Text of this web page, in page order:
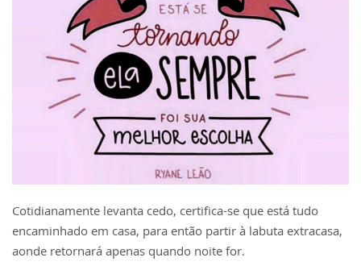
Cotidianamente levanta cedo, certifica-se que está tudo
encaminhado em casa, para então partir à labuta extracasa,
aonde retornará apenas quando noite for.